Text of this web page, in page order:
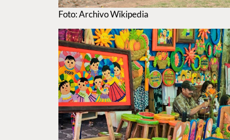
Foto: Archivo Wikipedia